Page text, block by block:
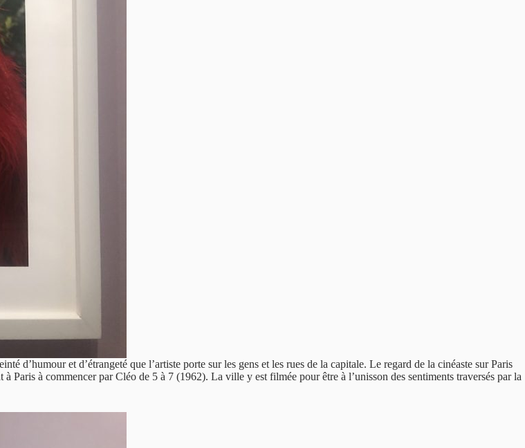
d’humour et d’étrangeté que l’artiste porte sur les gens et les rues de la capitale. Le regard de la cinéaste sur Paris
Paris à commencer par Cléo de 5 à 7 (1962). La ville y est filmée pour être à l’unisson des sentiments traversés par la